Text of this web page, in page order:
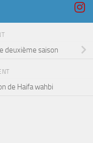
deuxième saison
de Haifa wahbi